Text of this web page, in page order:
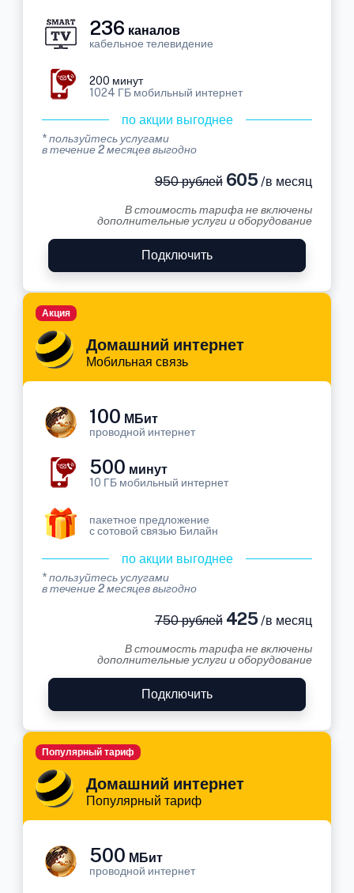
236 каналов
кабельное телевидение
200 минут
1024 ГБ мобильный интернет
по акции выгоднее
* пользуйтесь услугами
в течение 2 месяцев выгодно
950 рублей605 /в месяц
В стоимость тарифа не включены
дополнительные услуги и оборудование
Подключить
Домашний интернет
Мобильная связь
Акция
100 МБит
проводной интернет
500 минут
10 ГБ мобильный интернет
пакетное предложение
с сотовой связью Билайн
по акции выгоднее
* пользуйтесь услугами
в течение 2 месяцев выгодно
750 рублей425 /в месяц
В стоимость тарифа не включены
дополнительные услуги и оборудование
Подключить
Домашний интернет
Популярный тариф
Популярный тариф
500 МБит
проводной интернет